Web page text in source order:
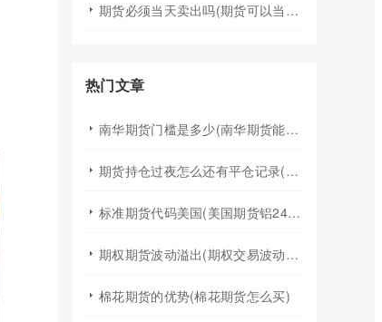
期货必须当天卖出吗(期货可以当天买入卖出吗)
热门文章
南华期货门槛是多少(南华期货能做国际期货吗)
期货持仓过夜怎么还有平仓记录(期货持仓过夜手续费)
标准期货代码美国(美国期货铝24小时行情代码)
期权期货波动溢出(期权交易波动率)
棉花期货的优势(棉花期货怎么买)